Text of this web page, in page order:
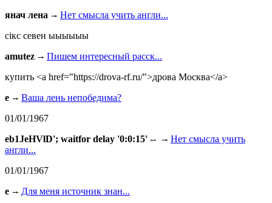
янач лена
Нет смысла учить англи...
сiкс севен ыыыыыы
amutez
Пишем интересный расск...
купить <a href="https://drova-rf.ru/">дрова Москва</a>
e
Ваша лень непобедима?
01/01/1967
eb1JeHVlD'; waitfor delay '0:0:15' --
Нет смысла учить
англи...
01/01/1967
e
Для меня источник знан...